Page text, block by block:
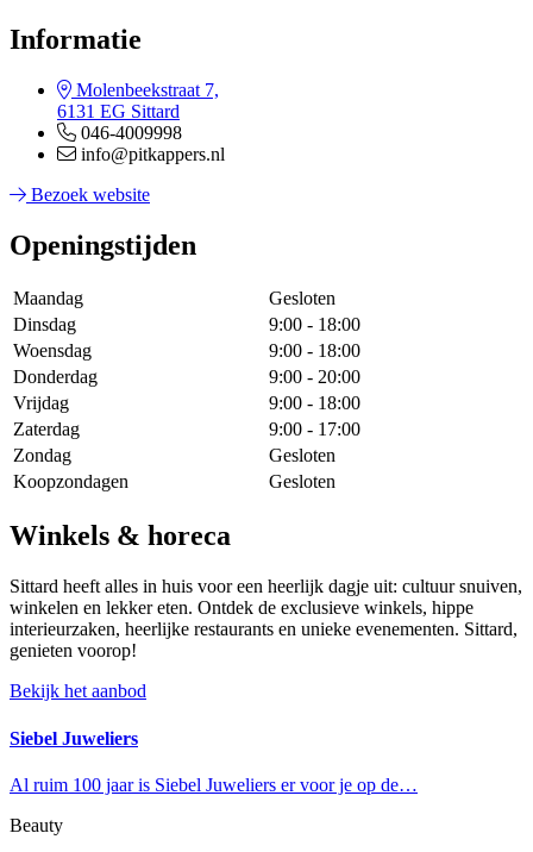
Informatie
Molenbeekstraat 7,
6131 EG Sittard
046-4009998
info@pitkappers.nl
Bezoek website
Openingstijden
Maandag
Gesloten
Dinsdag
9:00 - 18:00
Woensdag
9:00 - 18:00
Donderdag
9:00 - 20:00
Vrijdag
9:00 - 18:00
Zaterdag
9:00 - 17:00
Zondag
Gesloten
Koopzondagen
Gesloten
Winkels & horeca
Sittard heeft alles in huis voor een heerlijk dagje uit: cultuur snuiven,
winkelen en lekker eten. Ontdek de exclusieve winkels, hippe
interieurzaken, heerlijke restaurants en unieke evenementen. Sittard,
genieten voorop!
Bekijk het aanbod
Siebel Juweliers
Al ruim 100 jaar is Siebel Juweliers er voor je op de…
Beauty